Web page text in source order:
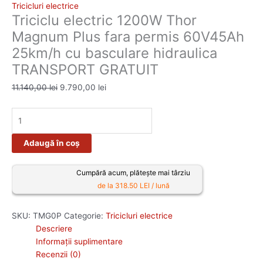
Tricicluri electrice
Triciclu electric 1200W Thor
Magnum Plus fara permis 60V45Ah
25km/h cu basculare hidraulica
TRANSPORT GRATUIT
11.140,00lei 9.790,00 lei
Adaugă în coș
Cumpără acum, plătește mai târziu
de la 318.50 LEI / lună
SKU: TMG0P Categorie: Tricicluri electrice
Descriere
Informații suplimentare
Recenzii (0)